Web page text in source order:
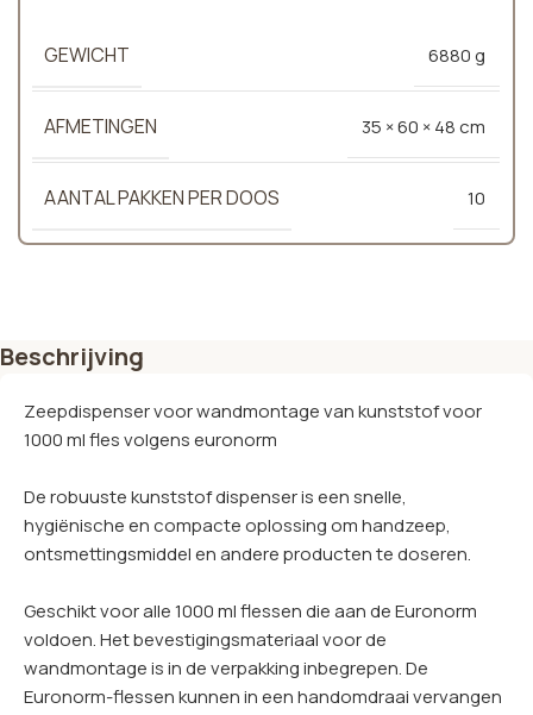
GEWICHT 6880 g
AFMETINGEN 35 × 60 × 48 cm
AANTAL PAKKEN PER DOOS 10
Beschrijving
Zeepdispenser voor wandmontage van kunststof voor
1000 ml fles volgens euronorm
De robuuste kunststof dispenser is een snelle,
hygiënische en compacte oplossing om handzeep,
ontsmettingsmiddel en andere producten te doseren.
Geschikt voor alle 1000 ml flessen die aan de Euronorm
voldoen. Het bevestigingsmateriaal voor de
wandmontage is in de verpakking inbegrepen. De
Euronorm-flessen kunnen in een handomdraai vervangen